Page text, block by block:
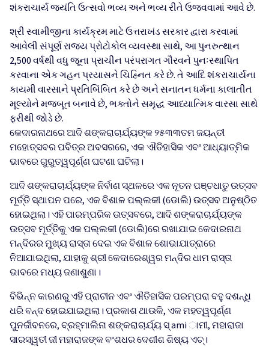
શંકરાચાર્ય જયંતિ ઉત્સવો ભવ્ય અને ભવ્ય રીતે ઉજવવામાં આવે છે.
શ્રી સ્વામીજીના કાર્યક્રમ માટે ઉત્તરાખંડ સરકાર દ્વારા કરવામાં
આવેલી સંપૂર્ણ રાજ્ય પ્રોટોકોલ વ્યવસ્થા સાથે, આ પુનરુત્થાન
2,500 વર્ષથી વધુ જૂના પ્રાચીન પરંપરાગત ગૌરવને પુનઃસ્થાપિત
કરવાના એક ગહન પ્રયાસને ચિહ્નિત કરે છે. તે આદિ શંકરાચાર્યના
કાયમી વારસાને પ્રતિબિંબિત કરે છે અને સનાતન ધર્મના કાલાતીત
મૂલ્યોને મજબૂત બનાવે છે, ભક્તોને સમૃદ્ધ આધ્યાત્મિક વારસા સાથે
ફરીથી જોડે છે.
କେଦାରନାଥରେ ଆଦି ଶଙ୍କରାଚାର୍ଯ୍ୟଙ୍କ ୨୫୩୩ତମ ଜୟନ୍ତୀ
ମହୋତ୍ସବର ପବିତ୍ର ଅବସରରେ, ଏକ ଐତିହାସିକ ଏବଂ ଆଧ୍ୟାତ୍ମିକ
ଭାବରେ ଗୁରୁତ୍ୱପୂର୍ଣ୍ଣ ଘଟଣା ଘଟିଲା।
ଆଦି ଶଙ୍କରାଚାର୍ଯ୍ୟଙ୍କ ନିର୍ବାଣ ସ୍ଥଳରେ ଏକ ନୂତନ ପଞ୍ଚଧାତୁ ଉତ୍ସବ
ମୂର୍ତ୍ତି ସ୍ଥାପନ ପରେ, ଏକ ବିଶାଳ ପଲ୍ଲକୀ (ଡୋଲି) ଉତ୍ସବ ଅନୁଷ୍ଠିତ
ହୋଇଥିଲା। ଏହି ପାରମ୍ପରିକ ଉତ୍ସବରେ, ଆଦି ଶଙ୍କରାଚାର୍ଯ୍ୟଙ୍କ
ଉତ୍ସବ ମୂର୍ତ୍ତିକୁ ଏକ ପଲ୍ଲକୀ (ଡୋଲି)ରେ ରଖାଯାଇ କେଦାରନାଥ
ମନ୍ଦିରର ମୁଖ୍ୟ ରାସ୍ତା ଦେଇ ଏକ ବିଶାଳ ଶୋଭାଯାତ୍ରାରେ
ନିଆଯାଇଥିଲା, ଯାହାକୁ ଶ୍ରୀ କେଦାରେଶ୍ୱର ମନ୍ଦିର ଧାମ ରାସ୍ତା
ଭାବରେ ମଧ୍ୟ ଜଣାଶୁଣା।
ବିଭିନ୍ନ କାରଣରୁ ଏହି ପ୍ରାଚୀନ ଏବଂ ଐତିହାସିକ ପରମ୍ପରା ବହୁ ଦଶନ୍ଧି
ଧରି ବନ୍ଦ ହୋଇଯାଇଥିଲା। ପ୍ରକାଶ ଥାଉକି, ଏକ ମହତ୍ୱପୂର୍ଣ୍ଣ
ପୁନର୍ଜୀବନରେ, ବ୍ରହ୍ମାଲିନା ଶଙ୍କରାଚାର୍ଯ୍ୟ ସ୍ ami ାମୀ, ମହାରାଜା
ସାରସ୍ୱତୀ ଜୀ ମହାରାଜଙ୍କ ବଂଶଧର ଦେଶୀଶ ଶିଷ୍ୟ ଏଚ୍।